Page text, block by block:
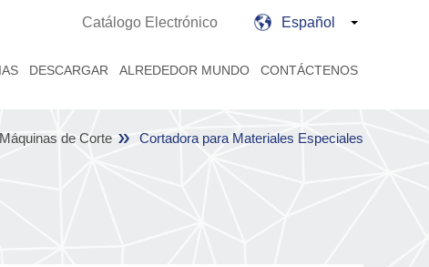
Español
Catálogo Electrónico
DESCARGAR ALREDEDOR MUNDO CONTÁCTENOS
Máquinas de Corte Cortadora para Materiales Especiales